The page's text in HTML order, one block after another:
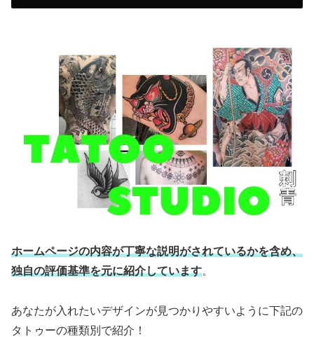
ホームページの内容が丁寧な説明がされているかを含め、
独自の評価基準を元に紹介しています。
あなたが入れたいデザインが見つかりやすいように下記の
タトゥーの種類別で紹介！